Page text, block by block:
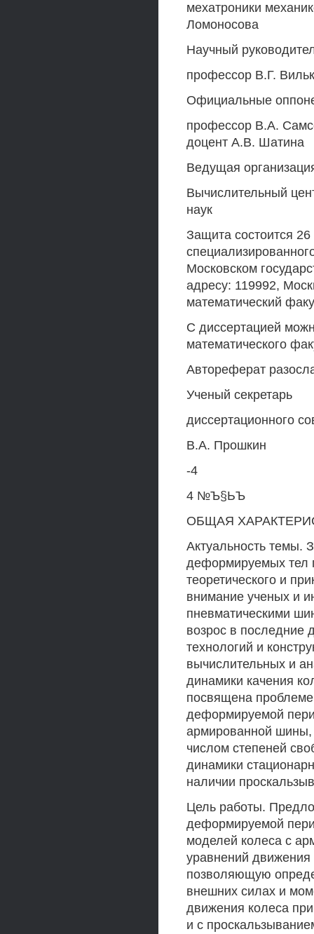
мехатроники
Ломоносова
Научный
профессор В.Г.
Официальные
профессор В.А.
доцент А.В. Шатина
Ведущая
Вычислительный
наук
Защита состоится
Московском
адресу: 119992,
математический
С диссертацией
математического
Автореферат
Ученый секретарь
диссертационного
В.А. Прошкин
-4
4 №Ъ§ЬЪ
ОБЩАЯ
Актуальность темы.
деформируемых тел
теоретического и
внимание ученых и
пневматическими
возрос в последние
технологий и
вычислительных и
динамики качения
посвящена
деформируемой
армированной шины,
числом степеней
динамики
наличии
Цель работы.
деформируемой
моделей колеса с
уравнений движения
позволяющую
внешних силах и
движения колеса
и с